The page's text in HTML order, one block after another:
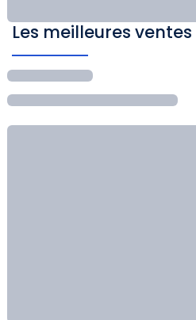
Les meilleures ventes